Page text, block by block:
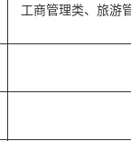
工商管理类、旅游